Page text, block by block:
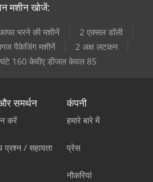
मशीन खोजें:
भरने की मशीनें
2 एक्सल डॉली
पैकेजिंग मशीनें
2 अक्ष लटकन
160 केवीए डीजल केवल 85
समर्थन
करें
प्रश्न / सहायता
कंपनी
हमारे बारे में
प्रेस
नौकरियां